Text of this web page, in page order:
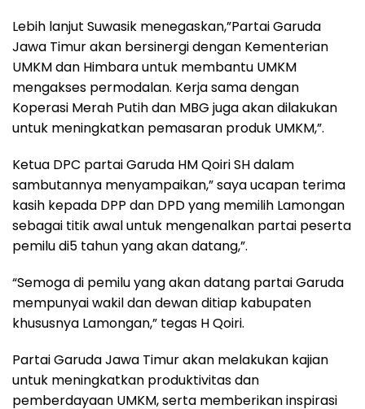
Lebih lanjut Suwasik menegaskan,”Partai Garuda
Jawa Timur akan bersinergi dengan Kementerian
UMKM dan Himbara untuk membantu UMKM
mengakses permodalan. Kerja sama dengan
Koperasi Merah Putih dan MBG juga akan dilakukan
untuk meningkatkan pemasaran produk UMKM,”.
Ketua DPC partai Garuda HM Qoiri SH dalam
sambutannya menyampaikan,” saya ucapan terima
kasih kepada DPP dan DPD yang memilih Lamongan
sebagai titik awal untuk mengenalkan partai peserta
pemilu di5 tahun yang akan datang,”.
“Semoga di pemilu yang akan datang partai Garuda
mempunyai wakil dan dewan ditiap kabupaten
khususnya Lamongan,” tegas H Qoiri.
Partai Garuda Jawa Timur akan melakukan kajian
untuk meningkatkan produktivitas dan
pemberdayaan UMKM, serta memberikan inspirasi